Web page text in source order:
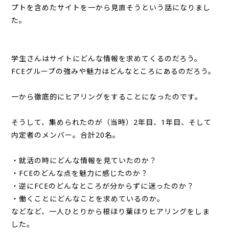
プトを含めたサイトを一から見直そうという話になりまし
た。
学生さんはサイトにどんな情報を求めてくるのだろう。
FCEグループの強みや魅力はどんなところにあるのだろう。
一から徹底的にヒアリングをすることになったのです。
そうして、集められたのが（当時）2年目、1年目、そして
内定者のメンバー。合計20名。
・就活の時にどんな情報を見ていたのか？
・FCEのどんな点を魅力に感じたのか？
・逆にFCEのどんなところが分からずに迷ったのか？
・働くことにどんなことを求めているのか。
などなど、一人ひとりから根ほり葉ほりヒアリングをしま
した。